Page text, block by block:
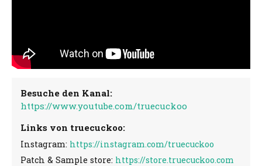
Besuche den Kanal:
https://www.youtube.com/truecuckoo
Links von truecuckoo:
Instagram: https://instagram.com/truecuckoo
Patch & Sample store: https://store.truecuckoo.com